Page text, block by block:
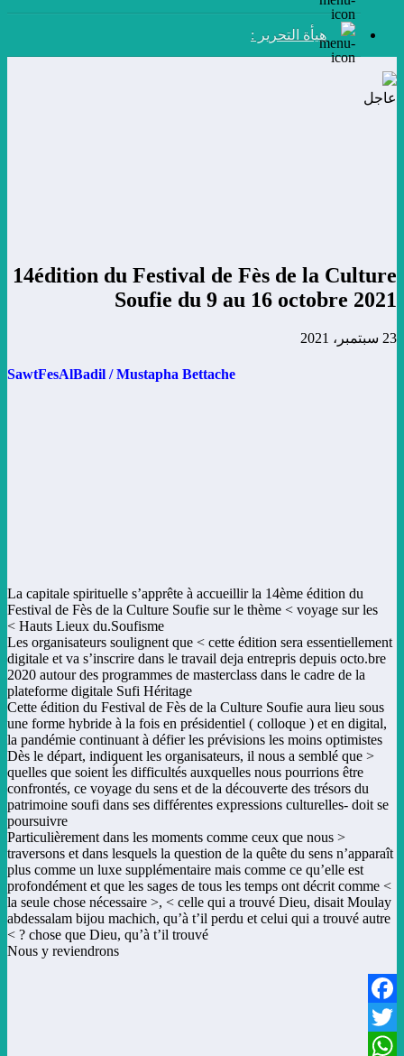
هيأة التحرير :
عاجل
14édition du Festival de Fès de la Culture
Soufie du 9 au 16 octobre 2021
23 سبتمبر، 2021
SawtFesAlBadil /Mustapha Bettache
La capitale spirituelle s’apprête à accueillir la 14ème édition du
Festival de Fès de la Culture Soufie sur le thème < voyage sur les
Hauts Lieux du.Soufisme >
Les organisateurs soulignent que < cette édition sera essentiellement
digitale et va s’inscrire dans le travail deja entrepris depuis octo.bre
2020 autour des programmes de masterclass dans le cadre de la
plateforme digitale Sufi Héritage
Cette édition du Festival de Fès de la Culture Soufie aura lieu sous
une forme hybride à la fois en présidentiel ( colloque ) et en digital,
la pandémie continuant à défier les prévisions les moins optimistes
< Dès le départ, indiquent les organisateurs, il nous a semblé que
quelles que soient ĺes difficultés auxquelles nous pourrions être
confrontés, ce voyage du sens et de la découverte des trésors du
patrimoine soufi dans ses différentes expressions culturelles- doit se
poursuivre
< Particulièrement dans les moments comme ceux que nous
traversons et dans lesquels la question de la quête du sens n’apparaît
plus comme un luxe supplémentaire mais comme ce qu’elle est
profondément et que les sages de tous les temps ont décrit comme <
la seule chose nécessaire >, < celle qui a trouvé Dieu, disait Moulay
abdessalam bijou machich, qu’à t’il perdu et celui qui a trouvé autre
chose que Dieu, qu’à t’il trouvé ? >
Nous y reviendrons
Facebook
Twitter